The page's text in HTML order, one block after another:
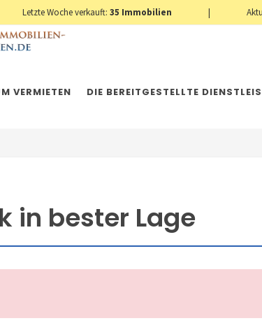
Letzte Woche verkauft: 35 Immobilien |
VERMIETEN DIE BEREITGESTELLTE
in bester Lage